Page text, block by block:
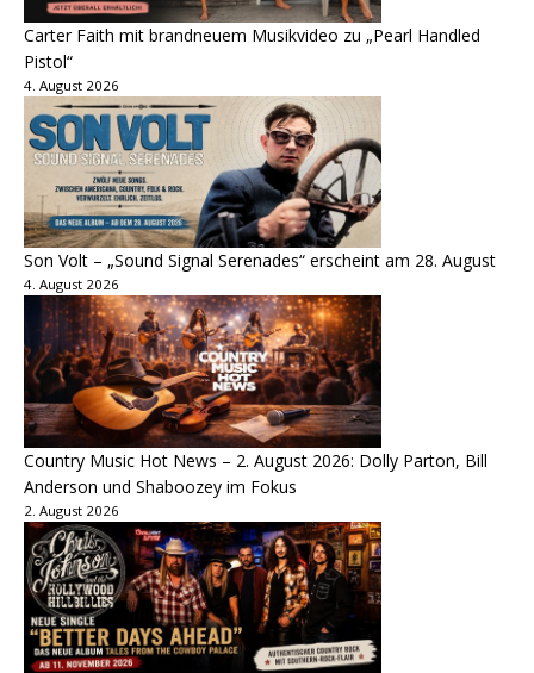
Carter Faith mit brandneuem Musikvideo zu „Pearl Handled
Pistol“
4. August 2026
Son Volt – „Sound Signal Serenades“ erscheint am 28. August
4. August 2026
Country Music Hot News – 2. August 2026: Dolly Parton, Bill
Anderson und Shaboozey im Fokus
2. August 2026